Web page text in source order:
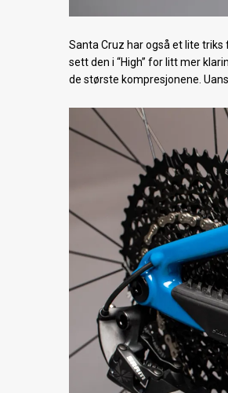
Santa Cruz har også et lite triks
sett den i “High” for litt mer
de største kompresjonene.